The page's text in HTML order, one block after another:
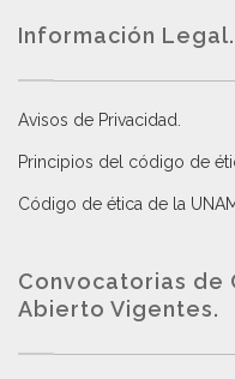
Información Legal.
Avisos de Privacidad
Principios del código de
Código de ética de la
Convocatorias de
Abierto Vigentes.